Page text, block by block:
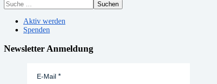
Suchen
Aktiv werden
Spenden
Newsletter Anmeldung
E-Mail